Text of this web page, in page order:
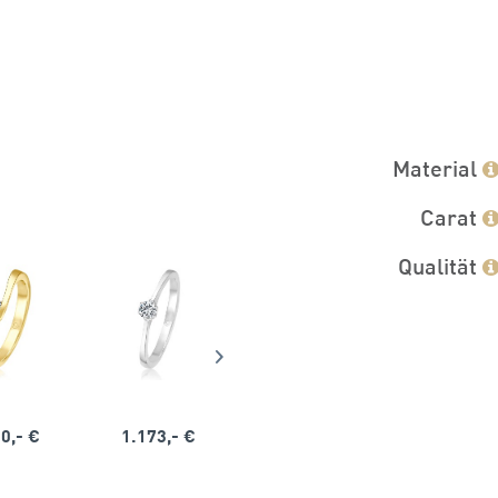
€ 1.173,- €
Material
Carat
Qualität